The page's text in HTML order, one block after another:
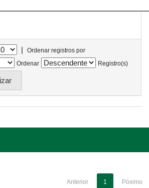
|
Ordenar registros por
Ordenar
Registro(s)
Anterior 1 Póximo